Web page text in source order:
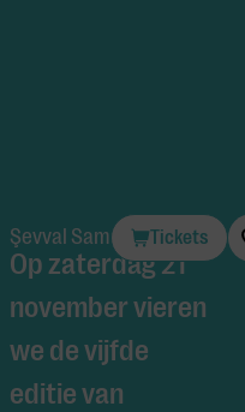
Şevval Sam Tickets
Op zaterdag 21
november vieren
we de vijfde
editie van